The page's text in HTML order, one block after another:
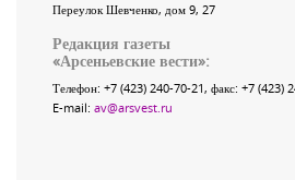
Переулок Шевченко, дом 9, 27
Редакция газеты
«Арсеньевские вести»:
Телефон: +7 (423) 240-70-21, факс: +7 (423)
E-mail: av@arsvest.ru